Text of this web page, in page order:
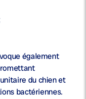
également
du chien et
bactériennes.